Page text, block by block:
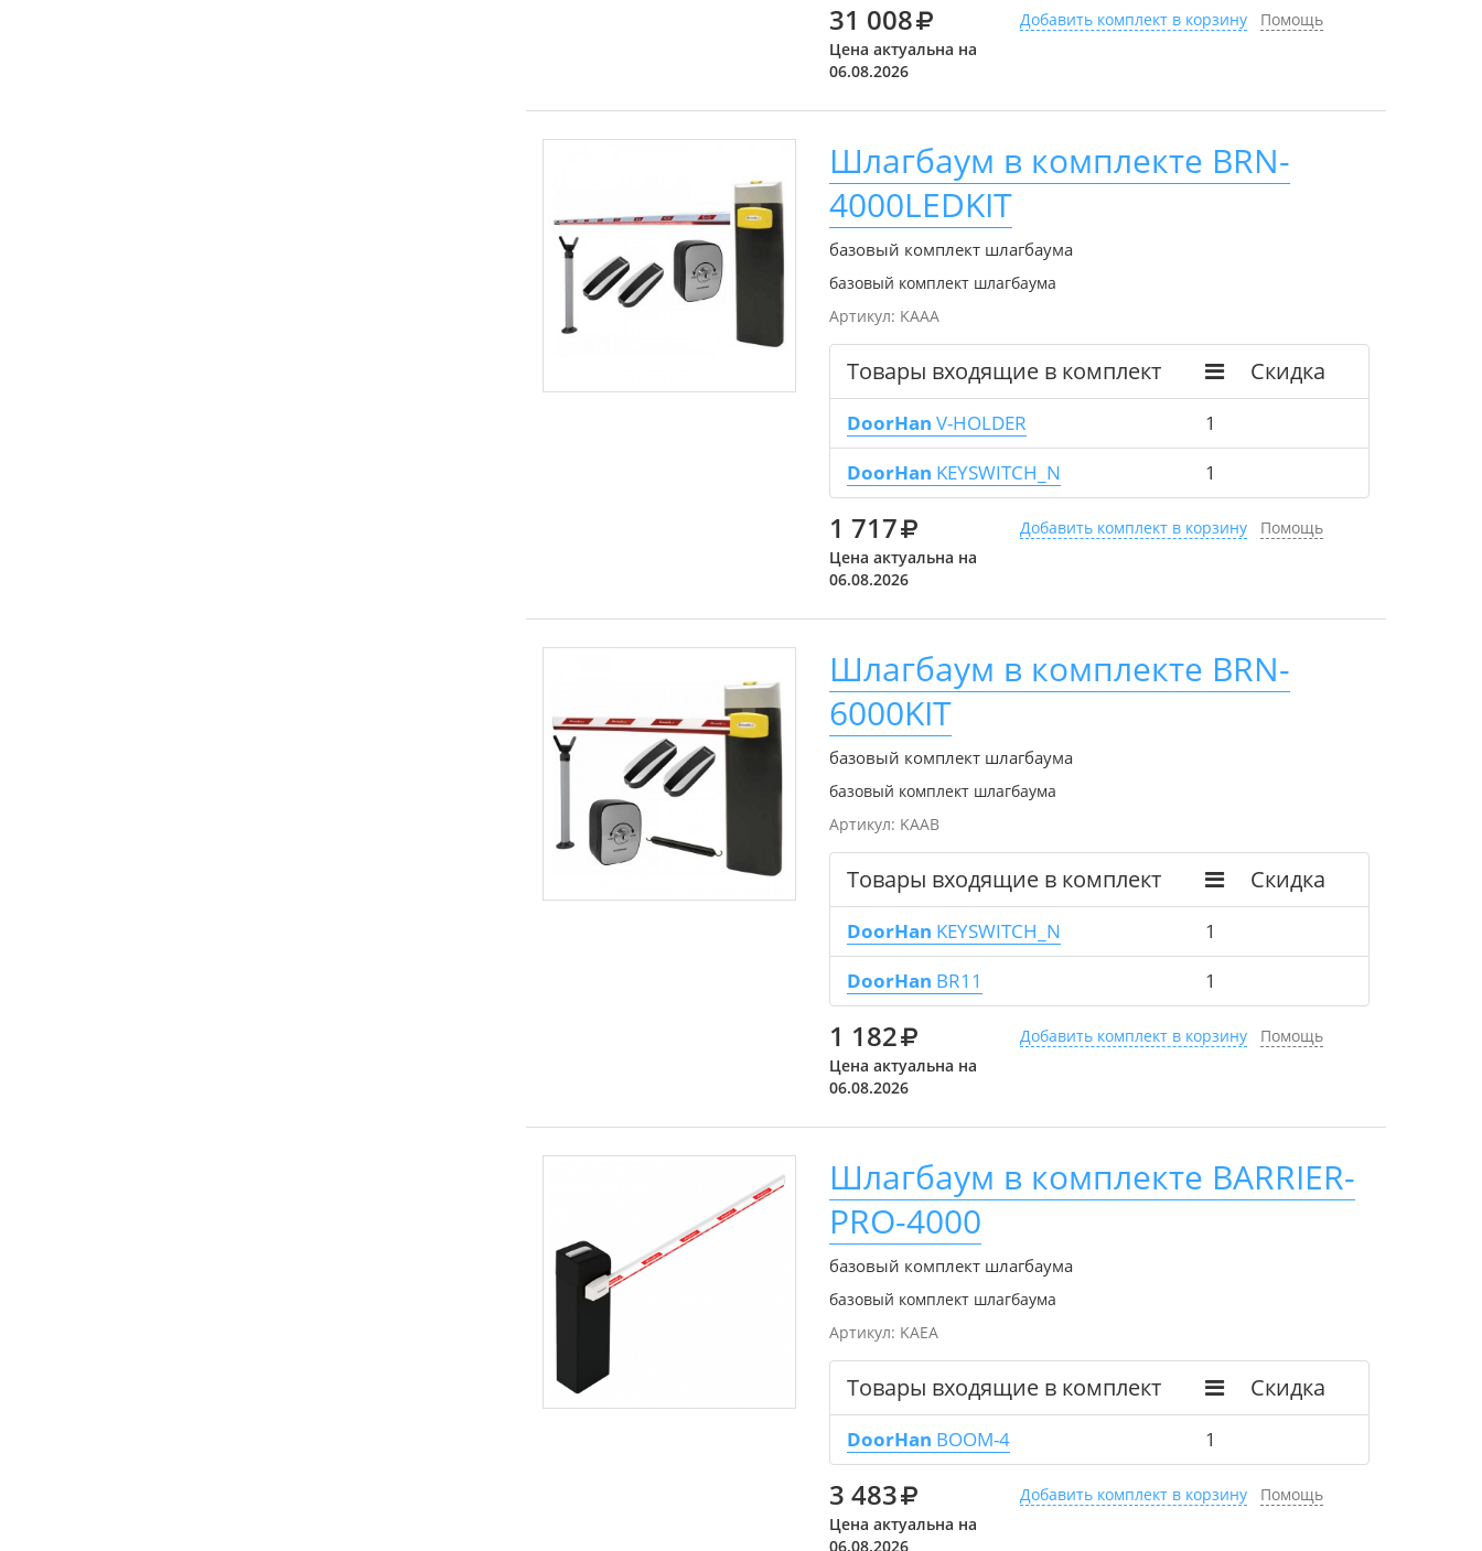
31 008
Цена актуальна на
06.08.2026
Добавить комплект в корзину Помощь
Шлагбаум в комплекте BRN-
4000LEDKIT
базовый комплект шлагбаума
базовый комплект шлагбаума
Артикул: KAAA
Товары входящие в комплект Скидка
DoorHan V-HOLDER
1
DoorHan KEYSWITCH_N 1
1 717
Цена актуальна на
06.08.2026
Добавить комплект в корзину Помощь
Шлагбаум в комплекте BRN-
6000KIT
базовый комплект шлагбаума
базовый комплект шлагбаума
Артикул: KAAB
Товары входящие в комплект Скидка
DoorHan KEYSWITCH_N
1
DoorHan BR11 1
1 182
Цена актуальна на
06.08.2026
Добавить комплект в корзину Помощь
Шлагбаум в комплекте BARRIER-
PRO-4000
базовый комплект шлагбаума
базовый комплект шлагбаума
Артикул: KAEA
Товары входящие в комплект Скидка
DoorHan BOOM-4 1
3 483
Цена актуальна на
06.08.2026
Добавить комплект в корзину Помощь